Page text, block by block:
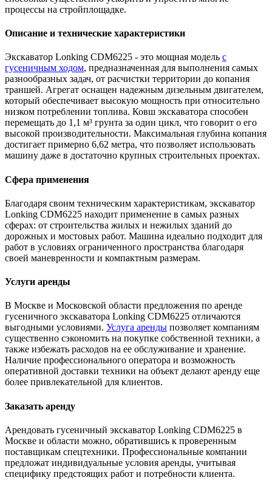
процессы на стройплощадке.
Описание и технические характеристики
Экскаватор Lonking CDM6225 - это мощная модель с
гусеничным ходом, предназначенная для выполнения самых
разнообразных задач, от расчистки территории до копания
траншей. Агрегат оснащен надежным дизельным двигателем,
который обеспечивает высокую мощность при относительно
низком потреблении топлива. Ковш экскаватора способен
перемещать до 1,1 м³ грунта за один цикл, что говорит о его
высокой производительности. Максимальная глубина копания
достигает примерно 6,62 метра, что позволяет использовать
машину даже в достаточно крупных строительных проектах.
Сфера применения
Благодаря своим техническим характеристикам, экскаватор
Lonking CDM6225 находит применение в самых разных
сферах: от строительства жилых и нежилых зданий до
дорожных и мостовых работ. Машина идеально подходит для
работ в условиях ограниченного пространства благодаря
своей маневренности и компактным размерам.
Услуги аренды
В Москве и Московской области предложения по аренде
гусеничного экскаватора Lonking CDM6225 отличаются
выгодными условиями. Услуга аренды позволяет компаниям
существенно сэкономить на покупке собственной техники, а
также избежать расходов на ее обслуживание и хранение.
Наличие профессионального оператора и возможность
оперативной доставки техники на объект делают аренду еще
более привлекательной для клиентов.
Заказать аренду
Арендовать гусеничный экскаватор Lonking CDM6225 в
Москве и области можно, обратившись к проверенным
поставщикам спецтехники. Профессиональные компании
предложат индивидуальные условия аренды, учитывая
специфику предстоящих работ и потребности клиента.